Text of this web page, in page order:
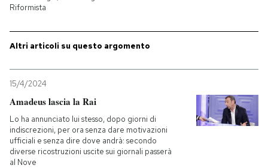
Cultura
Economia
Sport
Altrecose
PODCAST
NEWSLETTER
Riformista
Altri articoli su questo argomento
15/4/2024
Amadeus lascia la Rai
Lo ha annunciato lui stesso, dopo giorni di
indiscrezioni, per ora senza dare motivazioni
ufficiali e senza dire dove andrà: secondo
diverse ricostruzioni uscite sui giornali passerà
al Nove